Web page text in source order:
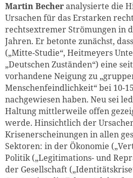
Martin Becheranalysierte die
Ursachen für das Erstarken
rechtsextremer Strömungen in
Jahren. Er betonte zunächst,
(„Mitte-Studie“, Heitmeyers
„Deutschen Zuständen“) eine
vorhandene Neigung zu
Menschenfeindlichkeit“ bei 10-
nachgewiesen haben. Neu sei
Haltung mittlerweile offen
werde. Hinsichtlich der
Krisenerscheinungen in allen
Sektoren: in der Ökonomie
Politik („Legitimations- und
der Gesellschaft